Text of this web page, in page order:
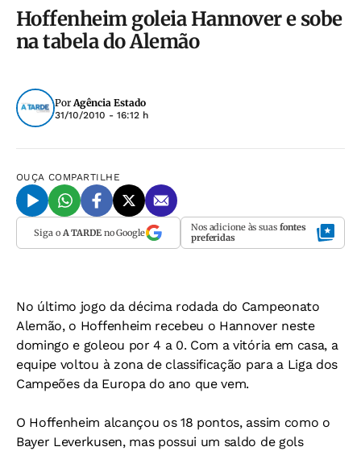
Hoffenheim goleia Hannover e sobe
na tabela do Alemão
PorAgência Estado
31/10/2010 - 16:12 h
OUÇA COMPARTILHE
Siga o A TARDEno Google Nos adicione às suas fontes
preferidas
No último jogo da décima rodada do Campeonato
Alemão, o Hoffenheim recebeu o Hannover neste
domingo e goleou por 4 a 0. Com a vitória em casa, a
equipe voltou à zona de classificação para a Liga dos
Campeões da Europa do ano que vem.
O Hoffenheim alcançou os 18 pontos, assim como o
Bayer Leverkusen, mas possui um saldo de gols